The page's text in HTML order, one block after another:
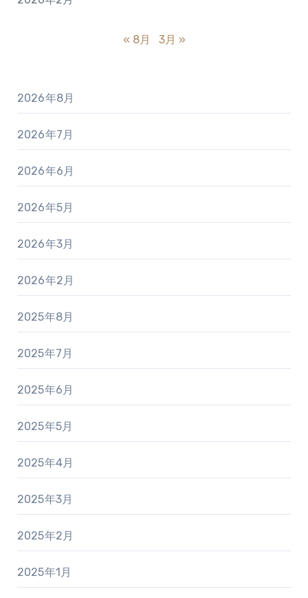
« 8月 3月 »
2026年8月
2026年7月
2026年6月
2026年5月
2026年3月
2026年2月
2025年8月
2025年7月
2025年6月
2025年5月
2025年4月
2025年3月
2025年2月
2025年1月